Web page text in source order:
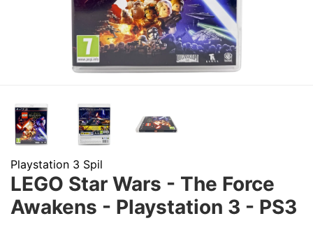
Playstation 3 Spil
LEGO Star Wars - The Force
Awakens - Playstation 3 - PS3